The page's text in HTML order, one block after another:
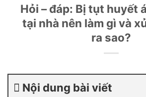
Hỏi – đáp: Bị tụt huyết
tại nhà nên làm gì và
ra sao?
Nội dung bài viết